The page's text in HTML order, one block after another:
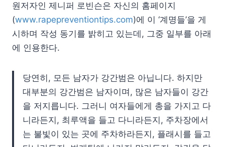
원저자인 제니퍼 로빈슨은 자신의 홈페이지
(www.rapepreventiontips.com)에 이 ‘계명들’을 게
시하며 작성 동기를 밝히고 있는데, 그중 일부를 아래
에 인용한다.
당연히, 모든 남자가 강간범은 아닙니다. 하지만
대부분의 강간범은 남자이며, 많은 남자들이 강간
을 저지릅니다. 그러니 여자들에게 총을 가지고 다
니라든지, 최루액을 들고 다니라든지, 주차장에서
는 불빛이 있는 곳에 주차하라든지, 플래시를 들고